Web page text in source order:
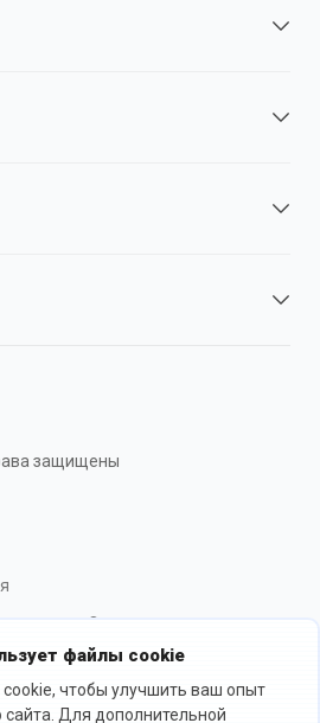
файлы cookie
чтобы улучшить ваш опыт
Для дополнительной
защищены
О рисках